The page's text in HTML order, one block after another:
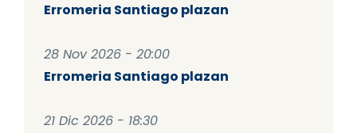
Erromeria Santiago plazan
28 Nov 2026 - 20:00
Erromeria Santiago plazan
21 Dic 2026 - 18:30